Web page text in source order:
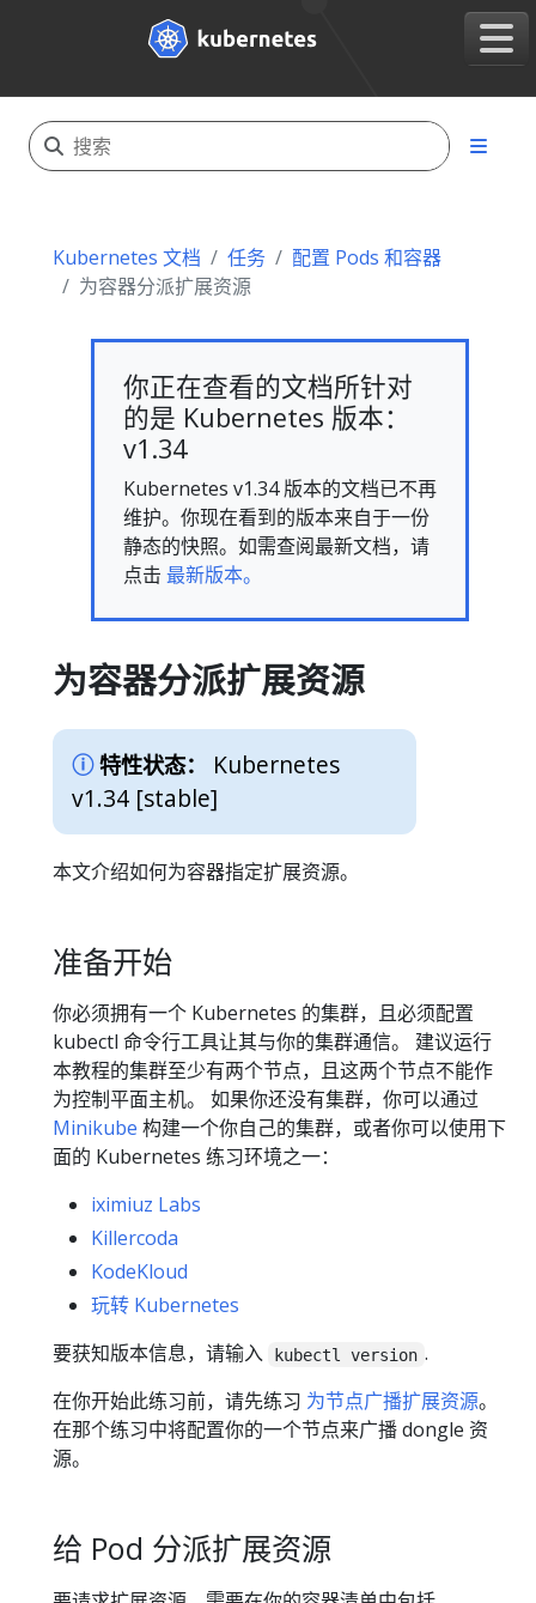
Kubernetes 文档 任务
配置 Pods 和容器
为容器分派扩展资源
你正在查看的文档所针对
的是 Kubernetes 版本：
v1.34
Kubernetes v1.34 版本的文档已不再
维护。你现在看到的版本来自于一份
静态的快照。如需查阅最新文档，请
点击 最新版本。
为容器分派扩展资源
特性状态：
Kubernetes
v1.34 [stable]
本文介绍如何为容器指定扩展资源。
准备开始
你必须拥有一个 Kubernetes 的集群，且必须配置
kubectl 命令行工具让其与你的集群通信。 建议运行
本教程的集群至少有两个节点，且这两个节点不能作
为控制平面主机。 如果你还没有集群，你可以通过
Minikube 构建一个你自己的集群，或者你可以使用下
面的 Kubernetes 练习环境之一：
iximiuz Labs
Killercoda
KodeKloud
玩转 Kubernetes
要获知版本信息，请输入
kubectl version .
在你开始此练习前，请先练习 为节点广播扩展资源。
在那个练习中将配置你的一个节点来广播 dongle 资
源。
给 Pod 分派扩展资源